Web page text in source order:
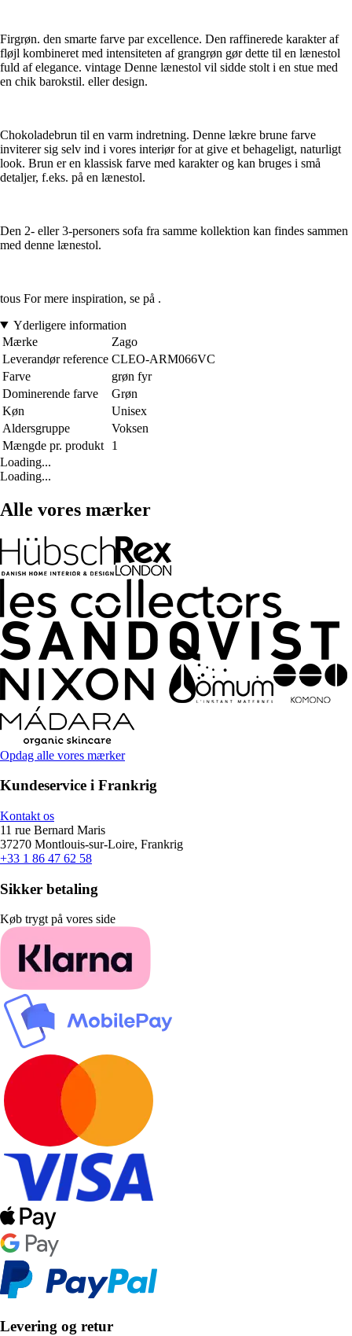
Firgrøn. den smarte farve par excellence. Den raffinerede karakter af
fløjl kombineret med intensiteten af grangrøn gør dette til en lænestol
fuld af elegance. vintage Denne lænestol vil sidde stolt i en stue med
en chik barokstil. eller design.
Chokoladebrun til en varm indretning. Denne lækre brune farve
inviterer sig selv ind i vores interiør for at give et behageligt, naturligt
look. Brun er en klassisk farve med karakter og kan bruges i små
detaljer, f.eks. på en lænestol.
Den 2- eller 3-personers sofa fra samme kollektion kan findes sammen
med denne lænestol.
tous For mere inspiration, se på .
Yderligere information
Mærke
Zago
Leverandør reference CLEO-ARM066VC
Farve
grøn fyr
Dominerende farve
Grøn
Køn
Unisex
Aldersgruppe
Voksen
Mængde pr. produkt
1
Loading...
Loading...
Alle vores mærker
Opdag alle vores mærker
Kundeservice i Frankrig
Kontakt os
11 rue Bernard Maris
37270 Montlouis-sur-Loire, Frankrig
+33 1 86 47 62 58
Sikker betaling
Køb trygt på vores side
Levering og retur